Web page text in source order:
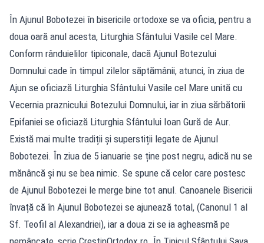
În Ajunul Bobotezei în bisericile ortodoxe se va oficia, pentru a
doua oară anul acesta, Liturghia Sfântului Vasile cel Mare.
Conform rânduielilor tipiconale, dacă Ajunul Botezului
Domnului cade în timpul zilelor săptămânii, atunci, în ziua de
Ajun se oficiază Liturghia Sfântului Vasile cel Mare unită cu
Vecernia praznicului Botezului Domnului, iar in ziua sărbătorii
Epifaniei se oficiază Liturghia Sfântului Ioan Gură de Aur.
Există mai multe tradiții și superstiții legate de Ajunul
Bobotezei. În ziua de 5 ianuarie se ține post negru, adică nu se
mănâncă și nu se bea nimic. Se spune că celor care postesc
de Ajunul Bobotezei le merge bine tot anul. Canoanele Bisericii
învață că în Ajunul Bobotezei se ajunează total, (Canonul 1 al
Sf. Teofil al Alexandriei), iar a doua zi se ia agheasmă pe